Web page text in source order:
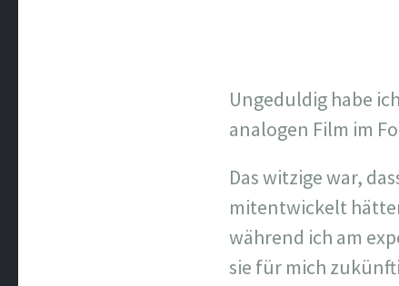
Ungeduldig habe
analogen Film im
Das witzige war,
mitentwickelt
während ich am
sie für mich